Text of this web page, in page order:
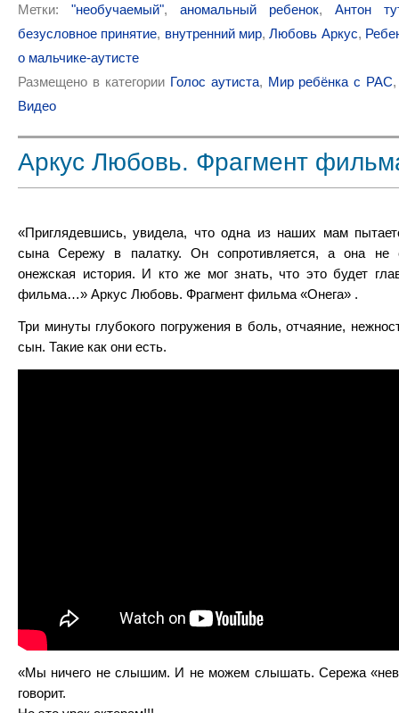
Метки: "необучаемый", аномальный ребенок, Антон
безусловное принятие, внутренний мир,Любовь Аркус,
о мальчике-аутисте
Размещено в категории Голос аутиста, Мир ребёнка с РАС
Видео
Аркус Любовь. Фрагмент
«Приглядевшись, увидела, что одна из наших мам
сына Сережу в палатку. Он сопротивляется, а она не
онежская история. И кто же мог знать, что это будет
фильма…» Аркус Любовь. Фрагмент фильма «Онега» .
Три минуты глубокого погружения в боль, отчаяние,
сын. Такие как они есть.
«Мы ничего не слышим. И не можем слышать. Сережа
говорит.